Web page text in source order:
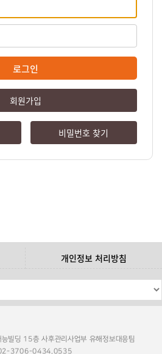
로그인
회원가입
비밀번호 찾기
개인정보 처리방침
빌딩 15층 사후관리사업부 유해정보대응팀
3706-0434,0535